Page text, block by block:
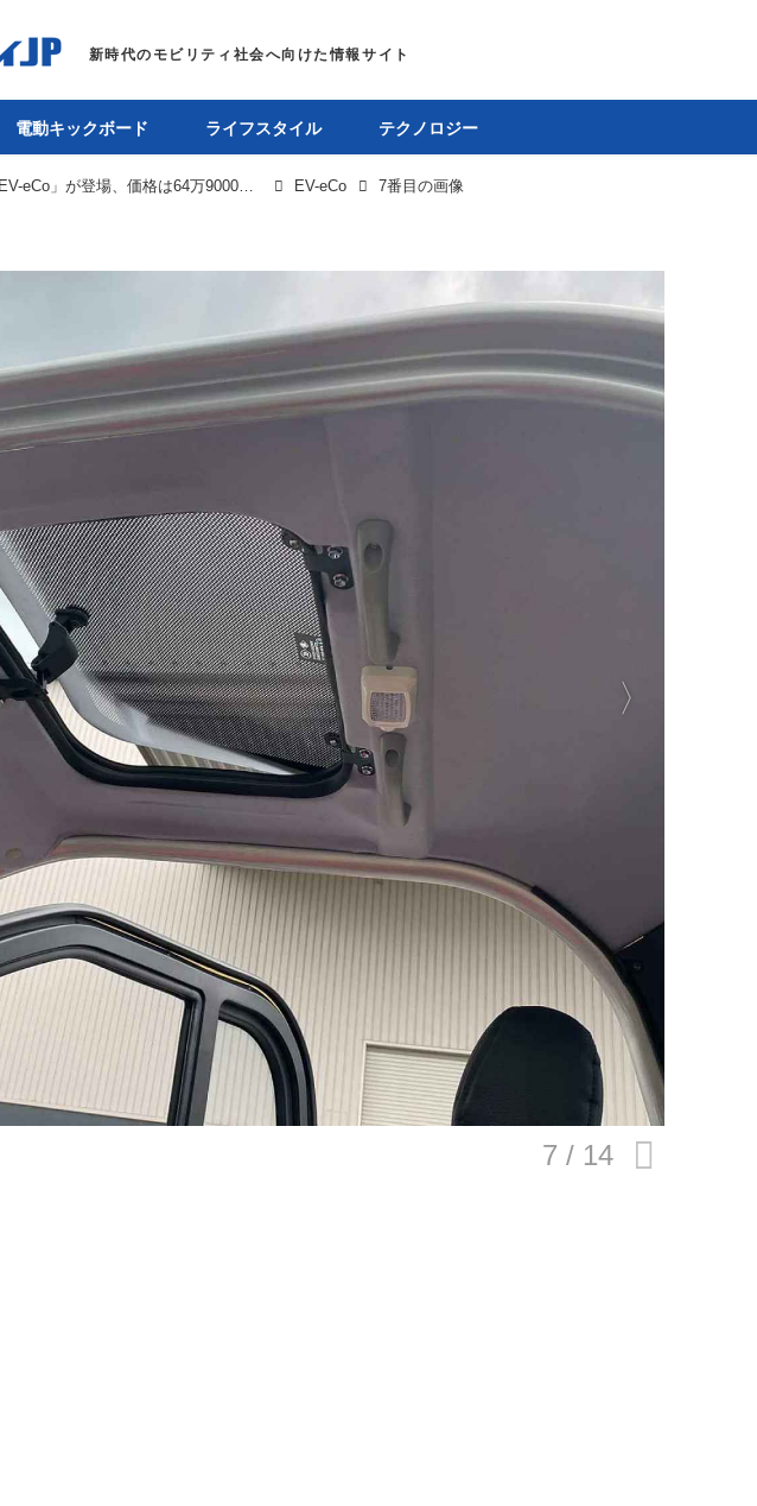
HOME
EV
電動バイク
電動キックボード
ライフスタイル
テクノロジー
このメディアについて
運営会社
利用規約
電動キックボード ライフスタイル テクノロジー
ミニカー区分の小型EV「EV-eCo」が登場、価格は64万9000円で維持費も安い EV-eCo 7番目の画像